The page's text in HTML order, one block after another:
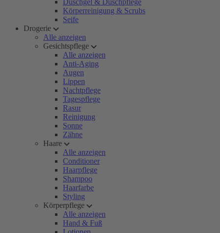
Duschgel & Duschpflege
Körperreinigung & Scrubs
Seife
Drogerie
Alle anzeigen
Gesichtspflege
Alle anzeigen
Anti-Aging
Augen
Lippen
Nachtpflege
Tagespflege
Rasur
Reinigung
Sonne
Zähne
Haare
Alle anzeigen
Conditioner
Haarpflege
Shampoo
Haarfarbe
Styling
Körperpflege
Alle anzeigen
Hand & Fuß